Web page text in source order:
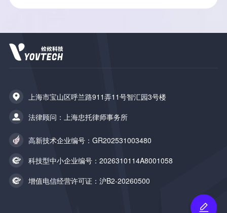
上海市宝山区呼兰路911弄11号智汇园3号楼
法律顾问：上海忠托律师事务所
高新技术企业编号：GR202531003480
科技型中小企业编号：2026310114A8001058
增值电信经营许可证：沪B2-20260500